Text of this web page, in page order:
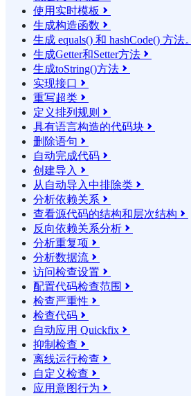
使用实时模板 
生成构造函数 
生成 equals() 和 hashCode() 方法。
生成Getter和Setter方法 
生成toString()方法 
实现接口 
重写超类 
定义排列规则 
具有语言构造的代码块 
删除语句 
自动完成代码 
创建导入 
从自动导入中排除类 
分析依赖关系 
查看源代码的结构和层次结构 
反向依赖关系分析 
分析重复项 
分析数据流 
访问检查设置 
配置代码检查范围 
检查严重性 
检查代码 
自动应用 Quickfix 
抑制检查 
离线运行检查 
自定义检查 
应用意图行为 